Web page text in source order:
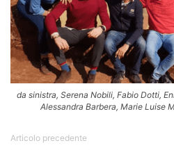
da sinistra, Serena Nobili, Fabio Dotti,
Alessandra Barbera, Marie Luise
Articolo precedente